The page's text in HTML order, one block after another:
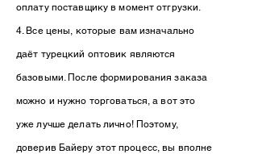
оплату поставщику в момент отгрузки.
4. Все цены, которые вам изначально
даёт турецкий оптовик являются
базовыми. После формирования заказа
можно и нужно торговаться, а вот это
уже лучше делать лично! Поэтому,
доверив Байеру этот процесс, вы вполне